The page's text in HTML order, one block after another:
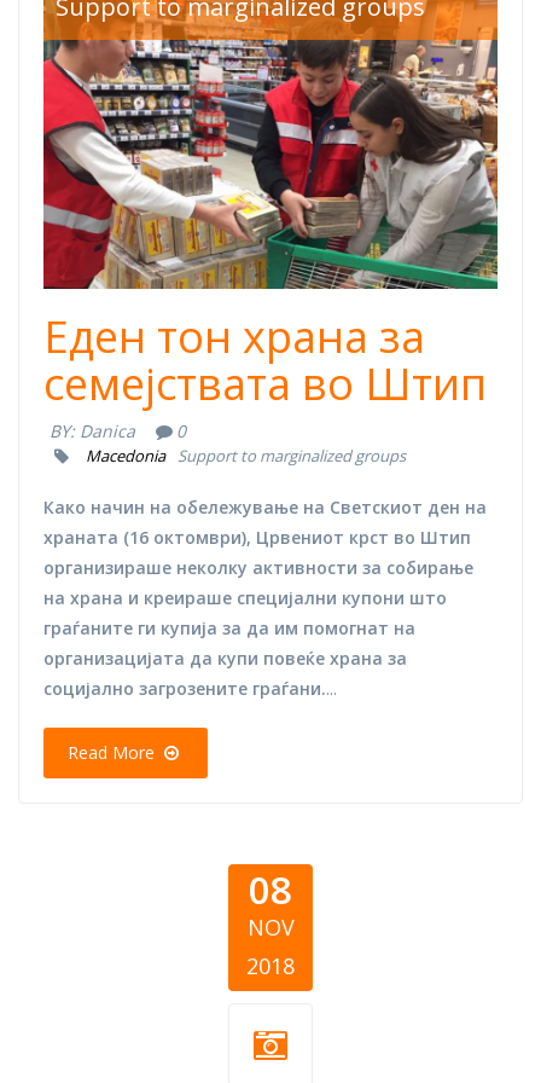
Еден тон храна за
семејствата во Штип
BY: Danica 0
Macedonia Support to marginalized groups
Како начин на обележување на Светскиот ден на
храната (16 октомври), Црвениот крст во Штип
организираше неколку активности за собирање
на храна и креираше специјални купони што
граѓаните ги купија за да им помогнат на
организацијата да купи повеќе храна за
социјално загрозените граѓани....
Read More
08
NOV
2018